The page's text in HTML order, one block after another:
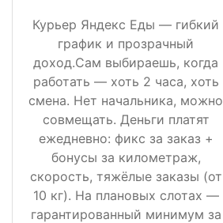
Курьер Яндекс Еды — гибкий
график и прозрачный
доход.Сам выбираешь, когда
работать — хоть 2 часа, хоть
смена. Нет начальника, можно
совмещать. Деньги платят
ежедневно: фикс за заказ +
бонусы за километраж,
скорость, тяжёлые заказы (от
10 кг). На плановых слотах —
гарантированный минимум за